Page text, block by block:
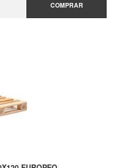
COMPRAR